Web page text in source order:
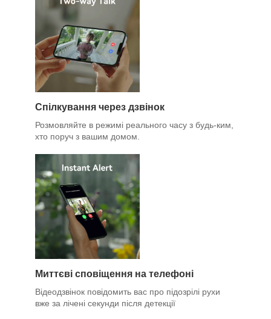
Спілкування через дзвінок
Розмовляйте в режимі реального часу з будь-ким,
хто поруч з вашим домом.
Миттєві сповіщення на телефоні
Відеодзвінок повідомить вас про підозрілі рухи
вже за лічені секунди після детекції